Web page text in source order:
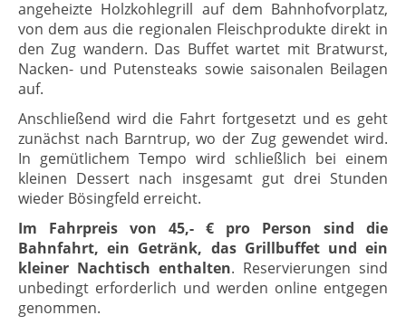
angeheizte Holzkohlegrill auf dem Bahnhofvorplatz,
von dem aus die regionalen Fleischprodukte direkt in
den Zug wandern. Das Buffet wartet mit Bratwurst,
Nacken- und Putensteaks sowie saisonalen Beilagen
auf.
Anschließend wird die Fahrt fortgesetzt und es geht
zunächst nach Barntrup, wo der Zug gewendet wird.
In gemütlichem Tempo wird schließlich bei einem
kleinen Dessert nach insgesamt gut drei Stunden
wieder Bösingfeld erreicht.
Im Fahrpreis von 45,- € pro Person sind die
Bahnfahrt, ein Getränk, das Grillbuffet und ein
kleiner Nachtisch enthalten. Reservierungen sind
unbedingt erforderlich und werden online entgegen
genommen.